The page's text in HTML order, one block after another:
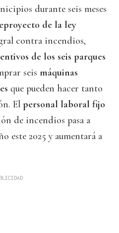
durante seis meses
de la ley
contra incendios,
de los seis parques
seis máquinas
que pueden hacer tanto
El personal laboral fijo
de incendios pasa a
este 2025 y aumentará a